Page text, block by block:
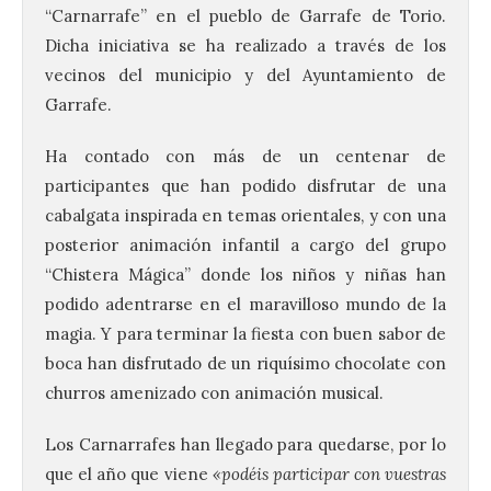
“Carnarrafe” en el pueblo de Garrafe de Torio.
Dicha iniciativa se ha realizado a través de los
vecinos del municipio y del Ayuntamiento de
Garrafe.
Ha contado con más de un centenar de
participantes que han podido disfrutar de una
cabalgata inspirada en temas orientales, y con una
posterior animación infantil a cargo del grupo
“Chistera Mágica” donde los niños y niñas han
podido adentrarse en el maravilloso mundo de la
magia. Y para terminar la fiesta con buen sabor de
boca han disfrutado de un riquísimo chocolate con
churros amenizado con animación musical.
Los Carnarrafes han llegado para quedarse, por lo
que el año que viene «podéis participar con vuestras
Vuelve la tradicional Feria
Gradefes
7 Ago 2026